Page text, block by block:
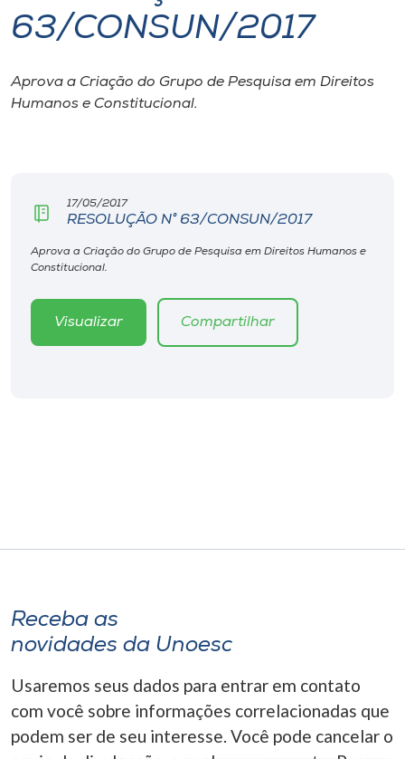
I.nova
Diplomados
CPA
Biblioteca
Editora
A-
63/CONSUN/2017
Aprova a Criação do Grupo de Pesquisa em Direitos
Humanos e Constitucional.
17/05/2017
RESOLUÇÃO N° 63/CONSUN/2017
Aprova a Criação do Grupo de Pesquisa em Direitos Humanos e
Constitucional.
Visualizar Compartilhar
Receba as
novidades da Unoesc
Usaremos seus dados para entrar em contato
com você sobre informações correlacionadas que
podem ser de seu interesse. Você pode cancelar o